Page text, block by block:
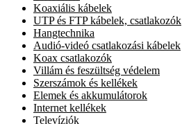
Koaxiális kábelek
UTP és FTP kábelek, csatlakozók
Hangtechnika
Audió-videó csatlakozási kábelek
Koax csatlakozók
Villám és feszültség védelem
Szerszámok és kellékek
Elemek és akkumulátorok
Internet kellékek
Televíziók